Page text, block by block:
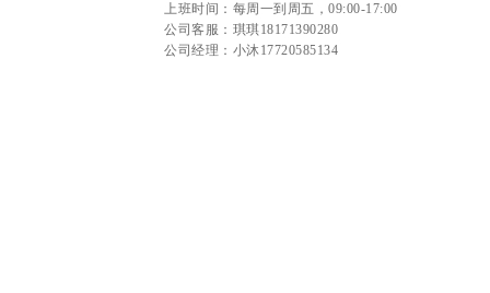
上班时间：每周一到周五，09:00-17:00
公司客服：琪琪18171390280
公司经理：小沐17720585134